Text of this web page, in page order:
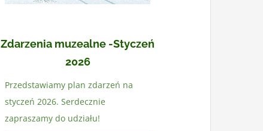
Zdarzenia muzealne -Styczeń
2026
Przedstawiamy plan zdarzeń na
styczeń 2026. Serdecznie
zapraszamy do udziału!